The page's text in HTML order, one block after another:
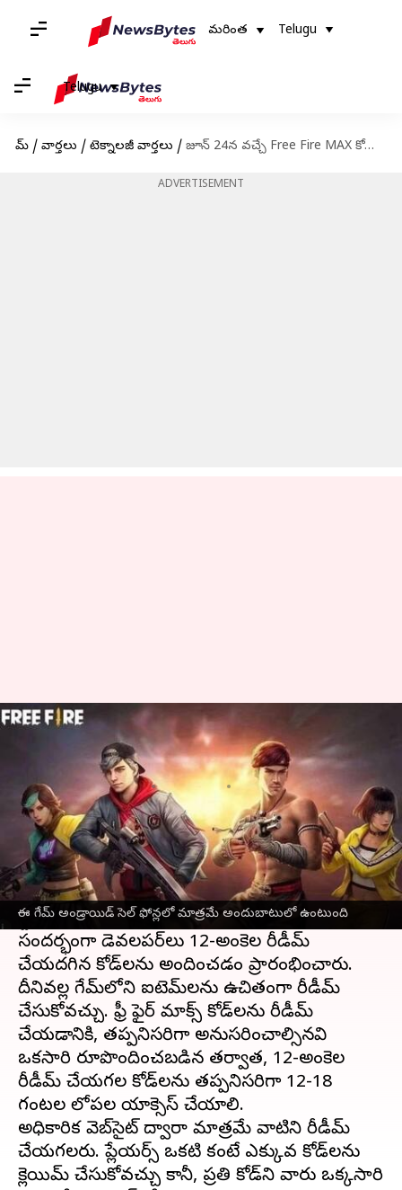
మరింత Telugu
Telugu
హోమ్ / వార్తలు / టెక్నాలజీ వార్తలు / జూన్ 24న వచ్చే Free Fire MAX కోడ్స్ రీడీమ్ విధానం
ADVERTISEMENT
ఈ గేమ్ అండ్రాయిడ్ సెల్ ఫోన్లలో మాత్రమే అందుబాటులో ఉంటుంది
జూన్ 24న వచ్చే Free Fire MAX కోడ్స్
రీడీమ్ విధానం
వ్రాసిన వారు Jayachandra Akuri Jun 24, 2023 10:28 am
ఈ వార్తాకథనం ఏంటి
Garena సెప్టెంబర్ 2021లో కాస్మెటిక్ అప్‌లతోఫ్రీ ఫైర్
మాక్స్ని విడుదల చేసింది. ఈమధ్యే గూగుల్ ప్లే
స్టోర్‌లో 100 మిలియన్ డౌన్‌లోడ్‌లు చేరుకుంది. ఈ
సందర్భంగా డెవలపర్‌లు 12-అంకెల రీడీమ్
చేయదగిన కోడ్‌లను అందించడం ప్రారంభించారు.
దీనివల్ల గేమ్‌లోని ఐటెమ్‌లను ఉచితంగా రీడీమ్
చేసుకోవచ్చు. ఫ్రీ ఫైర్ మాక్స్ కోడ్‌లను రీడీమ్
చేయడానికి, తప్పనిసరిగా అనుసరించాల్సినవి
ఒకసారి రూపొందించబడిన తర్వాత, 12-అంకెల
రీడీమ్ చేయగల కోడ్‌లను తప్పనిసరిగా 12-18
గంటల లోపల యాక్సెస్ చేయాలి.
అధికారిక వెబ్‌సైట్ ద్వారా మాత్రమే వాటిని రీడీమ్
చేయగలరు. ప్లేయర్స్ ఒకటి కంటే ఎక్కువ కోడ్‌లను
క్లెయిమ్ చేసుకోవచ్చు కానీ, ప్రతి కోడ్‌ని వారు ఒక్కసారి